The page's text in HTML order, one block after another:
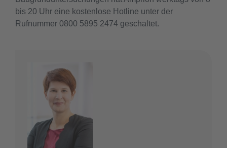
bis 20 Uhr eine kostenlose Hotline unter der
Rufnummer 0800 5895 2474 geschaltet.